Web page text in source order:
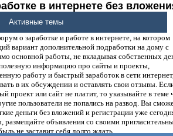
в интернете без
денег.
о заработке и работе в интернете, на котором
вариант дополнительной подработки на дому с
основной работы, не вкладывая собственных
информацию про сайты и проекты,
работу и быстрый заработок в сети
в их обсуждении и оставлять свои отзывы.
проект или сайт не платит, то указывайте в теме
пользователи не попались на развод. Вы
деньги без вложений и регистрации уже
размещайте объявления со своими
не заставит себя долго ждать.
Активные темы